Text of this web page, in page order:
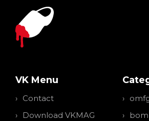
VK Menu
Contact
Download VKMAG